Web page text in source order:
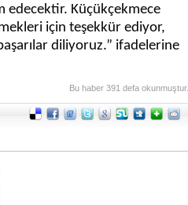
edecektir. Küçükçekmece
için teşekkür ediyor,
diliyoruz.” ifadelerine
Bu haber 391 defa okunmuştur.